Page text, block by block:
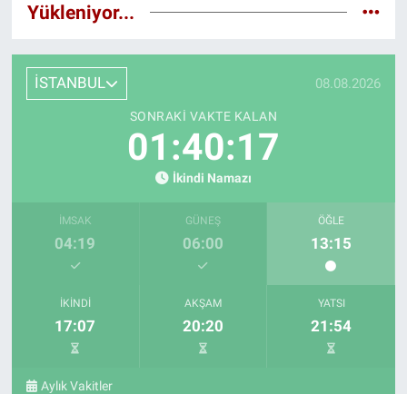
Yükleniyor...
İSTANBUL 08.08.2026
SONRAKI VAKTE KALAN
01:40:15
İkindi Namazı
İMSAK
04:19
GÜNEŞ
06:00
ÖĞLE
13:15
İKINDI
17:07
AKŞAM
20:20
YATSI
21:54
Aylık Vakitler